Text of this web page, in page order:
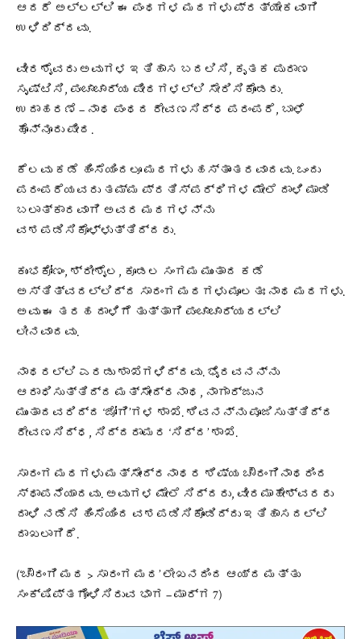
ಆದರೆ ಅಲ್ಲಲ್ಲಿ ಈ ಪಂಥಗಳ ಮಠಗಳು ಪ್ರತ್ಯೇಕವಾಗಿ
ಉಳಿದಿದ್ದವು.
ವೀರಶೈವರು ಅವುಗಳ ಇತಿಹಾಸ ಬದಲಿಸಿ, ಕೃತಕ ಪುರಾಣ
ಸೃಷ್ಟಿಸಿ, ಪಂಚಾಚಾರ್ಯ ಪೀಠಗಳಲ್ಲಿ ಸೇರಿಸಿಕೊಂಡರು.
ಉದಾಹರಣೆ – ನಾಥ ಪಂಥದ ರೇವಣಸಿದ್ಧ ಪರಂಪರೆ, ಬಾಳೆ
ಹೊನ್ನೂರು ಪೀಠ.
ಕೆಲವು ಕಡೆ ಹಿಂಸೆಯಿಂದಲೂ ಮಠಗಳು ಹಸ್ತಾಂತರವಾದವು. ಒಂದು
ಪರಂಪರೆಯವರು ತಮ್ಮ ಪ್ರತಿಸ್ಪರ್ಧಿಗಳ ಮೇಲೆ ದಾಳಿ ಮಾಡಿ
ಬಲಾತ್ಕಾರವಾಗಿ ಅವರ ಮಠಗಳನ್ನು
ವಶಪಡಿಸಿಕೊಳ್ಳುತ್ತಿದ್ದರು.
ಕುಂಭಕೋಣಂ, ಶ್ರೀಶೈಲ, ಕೂಡಲ ಸಂಗಮ ಮುಂತಾದ ಕಡೆ
ಅಸ್ತಿತ್ವದಲ್ಲಿದ್ದ ಸಾರಂಗ ಮಠಗಳು ಮೂಲತಃ ನಾಥ ಮಠಗಳು.
ಅವು ಈ ತರಹ ದಾಳಿಗೆ ತುತ್ತಾಗಿ ಪಂಚಾಚಾರ್ಯರಲ್ಲಿ
ಲೀನವಾದವು.
ನಾಥರಲ್ಲಿ ಎರಡು ಶಾಖೆಗಳಿದ್ದವು. ಭೈರವನನ್ನು
ಆರಾಧಿಸುತ್ತಿದ್ದ ಮತ್ಸೇಂದ್ರನಾಥ, ನಾಗಾರ್ಜುನ
ಮುಂತಾದವರಿದ್ದ ‘ಜೋಗಿ’ಗಳ ಶಾಖೆ. ಶಿವನನ್ನು ಪೂಜಿಸುತ್ತಿದ್ದ
ರೇವಣಸಿದ್ಧ, ಸಿದ್ದರಾಮರ ‘ಸಿದ್ದ’ ಶಾಖೆ.
ಸಾರಂಗ ಮಠಗಳು ಮತ್ಸೇಂದ್ರನಾಥರ ಶಿಷ್ಯ ಚೌರಂಗಿನಾಥರಿಂದ
ಸ್ಥಾಪನೆಯಾದವು. ಅವುಗಳ ಮೇಲೆ ಸಿದ್ದರು, ವೀರಮಾಹೇಶ್ವರರು
ದಾಳಿ ನಡೆಸಿ ಹಿಂಸೆಯಿಂದ ವಶಪಡಿಸಿಕೊಂಡಿದ್ದು ಇತಿಹಾಸದಲ್ಲಿ
ದಾಖಲಾಗಿದೆ.
(‘ಚೌರಂಗಿ ಮಠ > ಸಾರಂಗ ಮಠ’ ಲೇಖನದಿಂದ ಆಯ್ದ ಮತ್ತು
ಸಂಕ್ಷಿಪ್ತಗೊಳಿಸಿರುವ ಭಾಗ – ಮಾರ್ಗ 7)